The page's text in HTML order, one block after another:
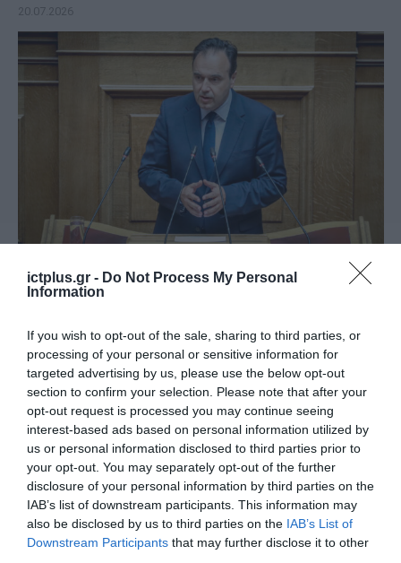
ictplus.gr - Do Not Process My Personal
Information
If you wish to opt-out of the sale, sharing to third parties, or
processing of your personal or sensitive information for
targeted advertising by us, please use the below opt-out
section to confirm your selection. Please note that after your
opt-out request is processed you may continue seeing
interest-based ads based on personal information utilized by
us or personal information disclosed to third parties prior to
your opt-out. You may separately opt-out of the further
disclosure of your personal information by third parties on the
IAB’s list of downstream participants. This information may
also be disclosed by us to third parties on the IAB’s List of
Downstream Participants that may further disclose it to other
20.07.2026
Δημήτρης Παπαστεργίου: «Η
κανόνες που προστατεύουν τους
πολίτες και ταυτόχρονα
απελευθερώνουν την
καινοτομία»
17.07.2026